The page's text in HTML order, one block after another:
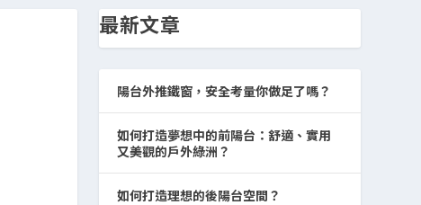
最新文章
陽台外推鐵窗，安全考量你做足了嗎？
如何打造夢想中的前陽台：舒適、實用
又美觀的戶外綠洲？
如何打造理想的後陽台空間？